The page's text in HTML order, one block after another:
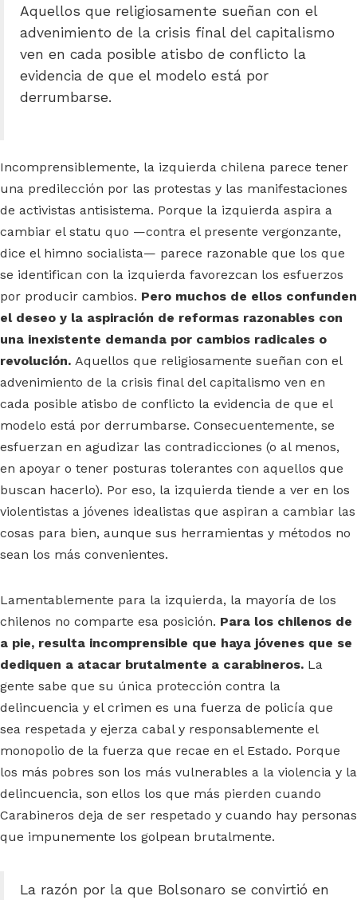
Aquellos que religiosamente sueñan con el
advenimiento de la crisis final del capitalismo
ven en cada posible atisbo de conflicto la
evidencia de que el modelo está por
derrumbarse.
Incomprensiblemente, la izquierda chilena parece tener
una predilección por las protestas y las manifestaciones
de activistas antisistema. Porque la izquierda aspira a
cambiar el statu quo —contra el presente vergonzante,
dice el himno socialista— parece razonable que los que
se identifican con la izquierda favorezcan los esfuerzos
por producir cambios. Pero muchos de ellos confunden
el deseo y la aspiración de reformas razonables con
una inexistente demanda por cambios radicales o
revolución. Aquellos que religiosamente sueñan con el
advenimiento de la crisis final del capitalismo ven en
cada posible atisbo de conflicto la evidencia de que el
modelo está por derrumbarse. Consecuentemente, se
esfuerzan en agudizar las contradicciones (o al menos,
en apoyar o tener posturas tolerantes con aquellos que
buscan hacerlo). Por eso, la izquierda tiende a ver en los
violentistas a jóvenes idealistas que aspiran a cambiar las
cosas para bien, aunque sus herramientas y métodos no
sean los más convenientes.
Lamentablemente para la izquierda, la mayoría de los
chilenos no comparte esa posición. Para los chilenos de
a pie, resulta incomprensible que haya jóvenes que se
dediquen a atacar brutalmente a carabineros. La
gente sabe que su única protección contra la
delincuencia y el crimen es una fuerza de policía que
sea respetada y ejerza cabal y responsablemente el
monopolio de la fuerza que recae en el Estado. Porque
los más pobres son los más vulnerables a la violencia y la
delincuencia, son ellos los que más pierden cuando
Carabineros deja de ser respetado y cuando hay personas
que impunemente los golpean brutalmente.
La razón por la que Bolsonaro se convirtió en